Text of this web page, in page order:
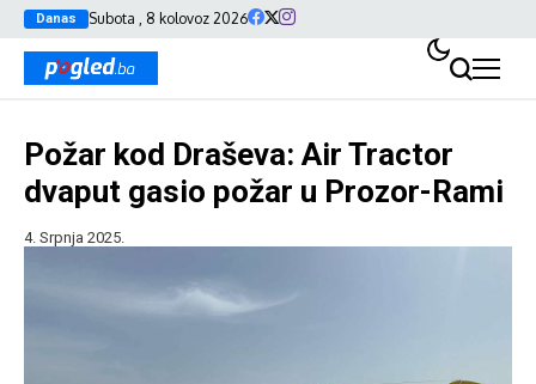
Danas Subota , 8 kolovoz 2026
Požar kod Draševa: Air Tractor
dvaput gasio požar u Prozor-Rami
4. Srpnja 2025.